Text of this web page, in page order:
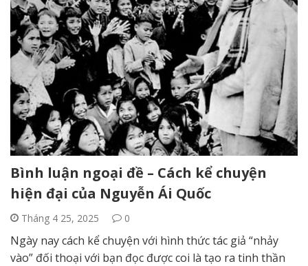
Bình luận ngoại đề – Cách kể chuyện
hiện đại của Nguyễn Ái Quốc
Tháng 4 25, 2025 0
Ngày nay cách kể chuyện với hình thức tác giả “nhảy
vào” đối thoại với bạn đọc được coi là tạo ra tinh thần